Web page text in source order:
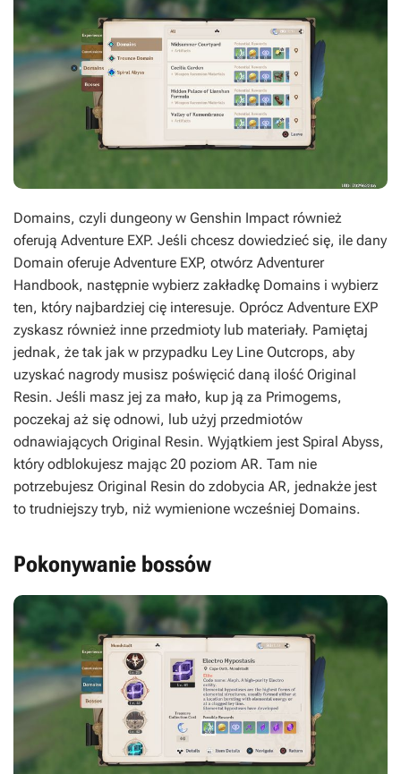
Domains, czyli dungeony w Genshin Impact również
oferują Adventure EXP. Jeśli chcesz dowiedzieć się, ile dany
Domain oferuje Adventure EXP, otwórz Adventurer
Handbook, następnie wybierz zakładkę Domains i wybierz
ten, który najbardziej cię interesuje. Oprócz Adventure EXP
zyskasz również inne przedmioty lub materiały. Pamiętaj
jednak, że tak jak w przypadku Ley Line Outcrops, aby
uzyskać nagrody musisz poświęcić daną ilość Original
Resin. Jeśli masz jej za mało, kup ją za Primogems,
poczekaj aż się odnowi, lub użyj przedmiotów
odnawiających Original Resin. Wyjątkiem jest Spiral Abyss,
który odblokujesz mając 20 poziom AR. Tam nie
potrzebujesz Original Resin do zdobycia AR, jednakże jest
to trudniejszy tryb, niż wymienione wcześniej Domains.
Pokonywanie bossów